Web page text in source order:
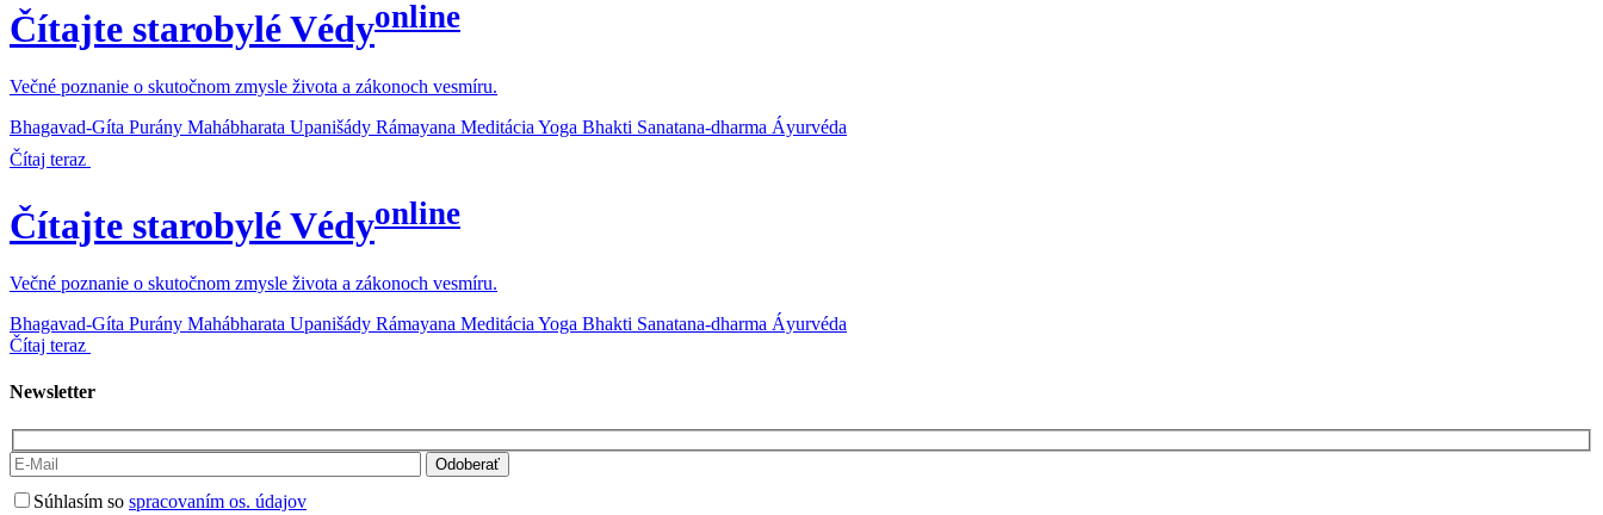
Čítajte starobylé Védyonline
Večné poznanie o skutočnom zmysle života a zákonoch vesmíru.
Bhagavad-Gíta Purány Mahábharata Upanišády Rámayana Meditácia Yoga Bhakti Sanatana-dharma Áyurvéda
Čítaj teraz
Čítajte starobylé Védyonline
Večné poznanie o skutočnom zmysle života a zákonoch vesmíru.
Bhagavad-Gíta Purány Mahábharata Upanišády Rámayana Meditácia Yoga Bhakti Sanatana-dharma Áyurvéda
Čítaj teraz
Newsletter
Súhlasím so spracovaním os. údajov